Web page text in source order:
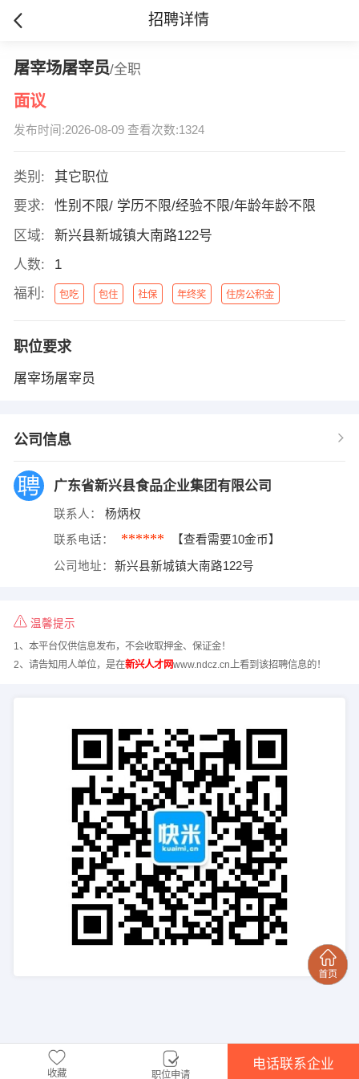
招聘详情
屠宰场屠宰员/全职
面议
发布时间:2026-08-09 查看次数:1324
类别:
其它职位
要求:
性别不限/ 学历不限/经验不限/年龄年龄不限
区域:
新兴县新城镇大南路122号
人数:
1
福利:
包吃 包住 社保 年终奖 住房公积金
职位要求
屠宰场屠宰员
公司信息
广东省新兴县食品企业集团有限公司
联系人： 杨炳权
联系电话： ****** 【查看需要10金币】
公司地址： 新兴县新城镇大南路122号
温馨提示
1、本平台仅供信息发布，不会收取押金、保证金！
2、请告知用人单位，是在新兴人才网www.ndcz.cn上看到该招聘信息的！
收藏 职位申请
电话联系企业